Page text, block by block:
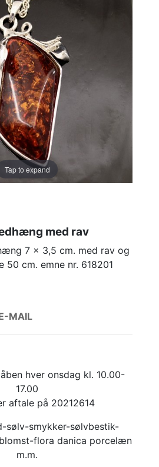
Tap to expand
med rav
7 x 3,5 cm. med rav og
cm. emne nr. 618201
MAIL
hver onsdag kl. 10.00-
17.00
aftale på 20212614
sølv-smykker-sølvbestik-
flora danica porcelæn
m.m.